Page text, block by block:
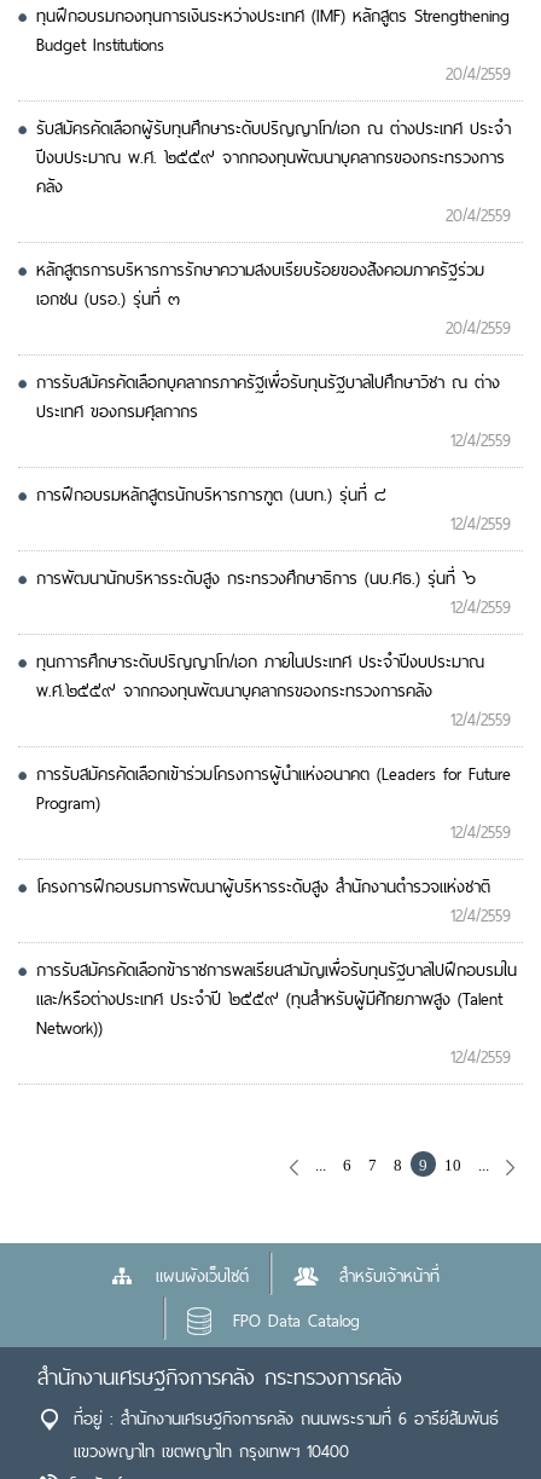
ทุนฝึกอบรมกองทุนการเงินระหว่างประเทศ (IMF) หลักสูตร Strengthening
Budget Institutions
20/4/2559
รับสมัครคัดเลือกผู้รับทุนศึกษาระดับปริญญาโท/เอก ณ ต่างประเทศ ประจำ
ปีงบประมาณ พ.ศ. ๒๕๕๙ จากกองทุนพัฒนาบุคลากรของกระทรวงการ
คลัง
20/4/2559
หลักสูตรการบริหารการรักษาความสงบเรียบร้อยของสังคอมภาครัฐร่วม
เอกชน (บรอ.) รุ่นที่ ๓
20/4/2559
การรับสมัครคัดเลือกบุคลากรภาครัฐเพื่อรับทุนรัฐบาลไปศึกษาวิชา ณ ต่าง
ประเทศ ของกรมศุลกากร
12/4/2559
การฝึกอบรมหลักสูตรนักบริหารการฑูต (นบท.) รุ่นที่ ๘
12/4/2559
การพัฒนานักบริหารระดับสูง กระทรวงศึกษาธิการ (นบ.ศธ.) รุ่นที่ ๖
12/4/2559
ทุนกาารศึกษาระดับปริญญาโท/เอก ภายในประเทศ ประจำปีงบประมาณ
พ.ศ.๒๕๕๙ จากกองทุนพัฒนาบุคลากรของกระทรวงการคลัง
12/4/2559
การรับสมัครคัดเลือกเข้าร่วมโครงการผู้นำแห่งอนาคต (Leaders for Future
Program)
12/4/2559
โครงการฝึกอบรมการพัฒนาผู้บริหารระดับสูง สำนักงานตำรวจแห่งชาติ
12/4/2559
การรับสมัครคัดเลือกข้าราชการพลเรียนสามัญเพื่อรับทุนรัฐบาลไปฝึกอบรมใน
และ/หรือต่างประเทศ ประจำปี ๒๕๕๙ (ทุนสำหรับผู้มีศักยภาพสูง (Talent
Network))
12/4/2559
... 6 7 8 9 10 ...
แผนผังเว็บไซต์
สำหรับเจ้าหน้าที่
FPO Data Catalog
สำนักงานเศรษฐกิจการคลัง กระทรวงการคลัง
ที่อยู่ : สำนักงานเศรษฐกิจการคลัง ถนนพระรามที่ 6 อารีย์สัมพันธ์
แขวงพญาไท เขตพญาไท กรุงเทพฯ 10400